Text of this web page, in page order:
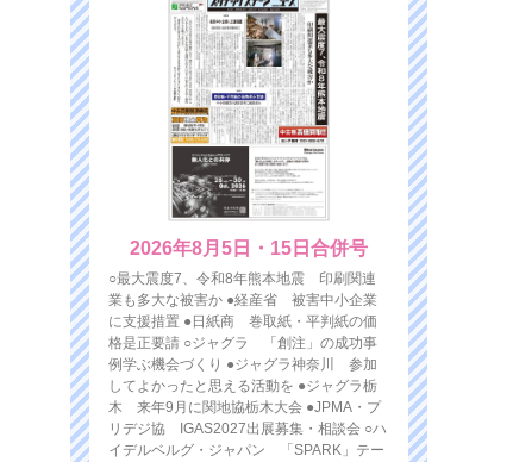
2026年8月5日・15日合併号
○最大震度7、令和8年熊本地震 印刷関連
業も多大な被害か ●経産省 被害中小企業
に支援措置 ●日紙商 巻取紙・平判紙の価
格是正要請 ○ジャグラ 「創注」の成功事
例学ぶ機会づくり ●ジャグラ神奈川 参加
してよかったと思える活動を ●ジャグラ栃
木 来年9月に関地協栃木大会 ●JPMA・プ
リデジ協 IGAS2027出展募集・相談会 ○ハ
イデルベルグ・ジャパン 「SPARK」テー